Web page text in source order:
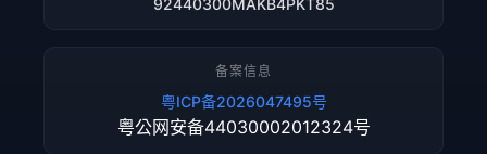
92440300MAKB4PKT85
备案信息
粤ICP备2026047495号
粤公网安备44030002012324号